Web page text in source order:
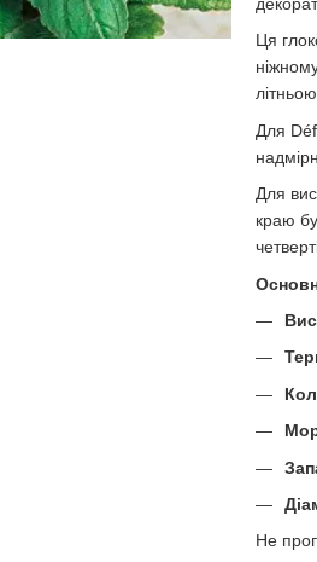
Ця
Для
Для
краю
Не